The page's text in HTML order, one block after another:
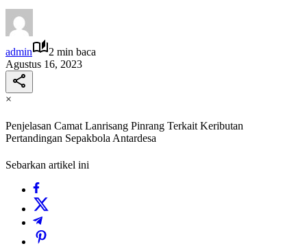
admin
2 min baca
Agustus 16, 2023
×
Penjelasan Camat Lanrisang Pinrang Terkait Keributan
Pertandingan Sepakbola Antardesa
Sebarkan artikel ini